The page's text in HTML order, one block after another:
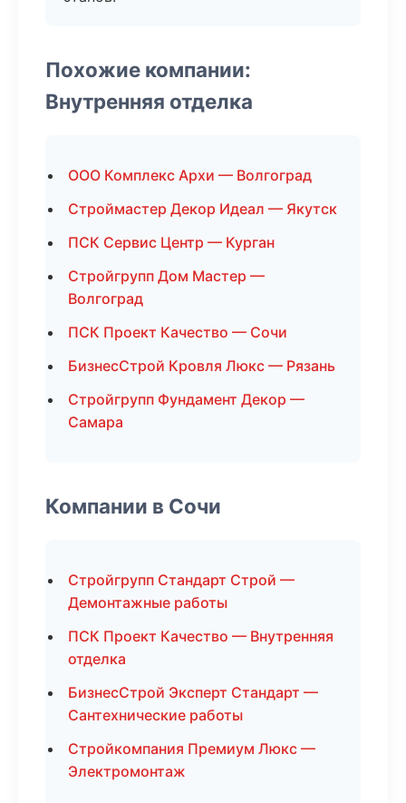
Похожие компании:
Внутренняя отделка
ООО Комплекс Архи — Волгоград
Строймастер Декор Идеал — Якутск
ПСК Сервис Центр — Курган
Стройгрупп Дом Мастер —
Волгоград
ПСК Проект Качество — Сочи
БизнесСтрой Кровля Люкс — Рязань
Стройгрупп Фундамент Декор —
Самара
Компании в Сочи
Стройгрупп Стандарт Строй —
Демонтажные работы
ПСК Проект Качество — Внутренняя
отделка
БизнесСтрой Эксперт Стандарт —
Сантехнические работы
Стройкомпания Премиум Люкс —
Электромонтаж